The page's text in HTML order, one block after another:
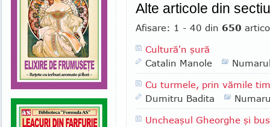
Alte articole din
Afisare: 1 - 40 din 650
Cultură'n şură
Catalin Manole
Cu turmele, prin vămile
Dumitru Badita
Uncheaşul Gheorghe şi